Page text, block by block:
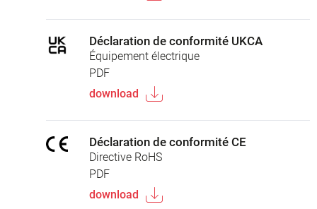
Déclaration de conformité UKCA
Équipement électrique
PDF
download
Déclaration de conformité CE
Directive RoHS
PDF
download